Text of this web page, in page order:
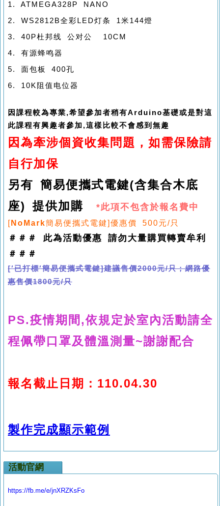
1. ATMEGA328P NANO
2. WS2812B全彩LED灯条 1米144燈
3. 40P杜邦线 公对公 10CM
4. 有源蜂鸣器
5. 面包板 400孔
6. 10K阻值电位器
因課程較為專業,希望參加者稍有Arduino基礎或是對這
此課程有興趣者參加,這樣比較不會感到無趣
因為牽涉個資收集問題，如需保險請
自行加保
另有 簡易便攜式電鍵(含集合木底
座) 提供加購
*此項不包含於報名費中
[ NoMark簡易便攜式電鍵]優惠價 500元/只
＃＃＃ 此為活動優惠 請勿大量購買轉賣牟利
＃＃＃
[′已打標′簡易便攜式電鍵]建議售價2000元/只；網路優
惠售價1800元/只
PS.疫情期間,依規定於室內活動請全
程佩帶口罩及體溫測量~謝謝配合
報名截止日期：110.04.30
製作完成顯示範例
活動官網
https://fb.me/e/jnXRZKsFo